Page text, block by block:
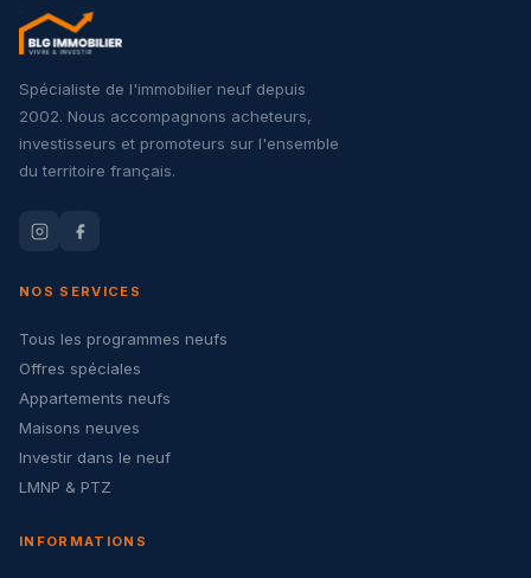
Spécialiste de l'immobilier neuf depuis
2002. Nous accompagnons acheteurs,
investisseurs et promoteurs sur l'ensemble
du territoire français.
NOS SERVICES
Tous les programmes neufs
Offres spéciales
Appartements neufs
Maisons neuves
Investir dans le neuf
LMNP & PTZ
INFORMATIONS